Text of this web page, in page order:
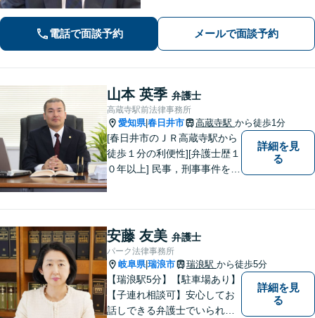
談ください。
電話で面談予約 メールで面談予約
山本 英季 弁護士
高蔵寺駅前法律事務所
愛知県|春日井市 高蔵寺駅 から徒歩1分
[春日井市のＪＲ高蔵寺駅から
徒歩１分の利便性][弁護士歴１
０年以上] 民事，刑事事件を問
善の解決となることを目指し
ます。 一お困り事がございま
したらお気軽にご相談下さ
い。
詳細を見
る
安藤 友美 弁護士
パーク法律事務所
岐阜県|瑞浪市 瑞浪駅 から徒歩5分
【瑞浪駅5分】【駐車場あり】
【子連れ相談可】安心してお
話しできる弁護士でいられる
詳細を見
る